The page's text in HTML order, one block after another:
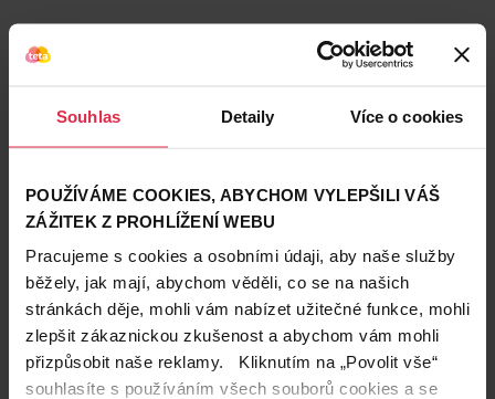
Souhlas Detaily Více o cookies
POUŽÍVÁME COOKIES, ABYCHOM VYLEPŠILI VÁŠ
ZÁŽITEK Z PROHLÍŽENÍ WEBU
Pracujeme s cookies a osobními údaji, aby naše služby
běžely, jak mají, abychom věděli, co se na našich
stránkách děje, mohli vám nabízet užitečné funkce, mohli
zlepšit zákaznickou zkušenost a abychom vám mohli
přizpůsobit naše reklamy. Kliknutím na „Povolit vše“
souhlasíte s používáním všech souborů cookies a se
Teta prodejny a služby